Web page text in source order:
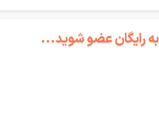
به رایگان عضو شوید...